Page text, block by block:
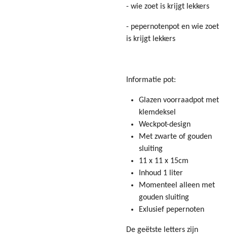
- wie zoet is krijgt lekkers
- pepernotenpot en wie zoet
is krijgt lekkers
Informatie pot:
Glazen voorraadpot met
klemdeksel
Weckpot-design
Met zwarte of gouden
sluiting
11 x 11 x 15cm
Inhoud 1 liter
Momenteel alleen met
gouden sluiting
Exlusief pepernoten
De geëtste letters zijn